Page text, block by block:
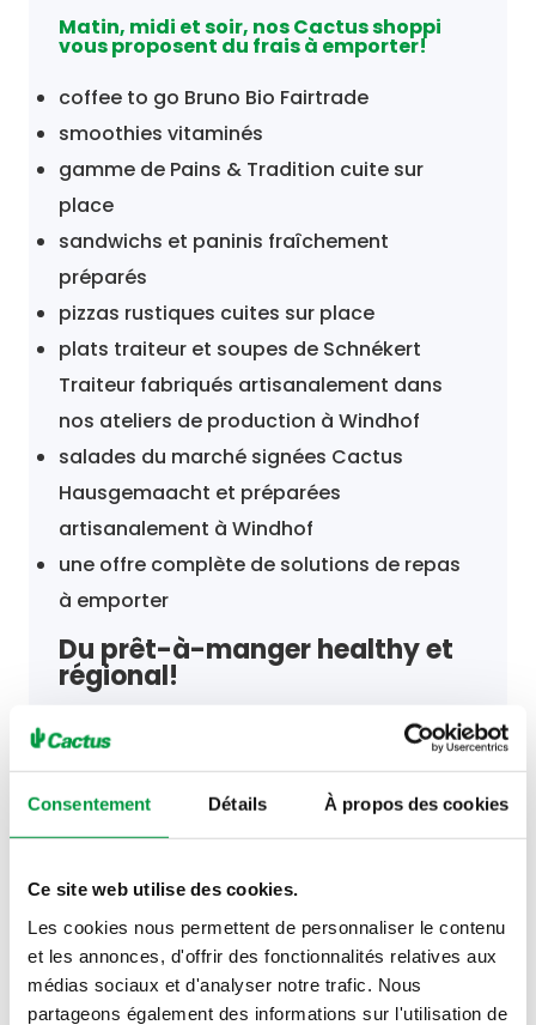
Consentement Détails À propos des cookies
Ce site web utilise des cookies.
Les cookies nous permettent de personnaliser le contenu
et les annonces, d'offrir des fonctionnalités relatives aux
médias sociaux et d'analyser notre trafic. Nous
partageons également des informations sur l'utilisation de
Matin, midi et soir, nos Cactus shoppi
vous proposent du frais à emporter!
coffee to go Bruno Bio Fairtrade
smoothies vitaminés
gamme de Pains & Tradition cuite sur
place
sandwichs et paninis fraîchement
préparés
pizzas rustiques cuites sur place
plats traiteur et soupes de Schnékert
Traiteur fabriqués artisanalement dans
nos ateliers de production à Windhof
salades du marché signées Cactus
Hausgemaacht et préparées
artisanalement à Windhof
une offre complète de solutions de repas
à emporter
Du prêt-à-manger healthy et
régional!
Vendredi 7 août 06h00 - 22h00